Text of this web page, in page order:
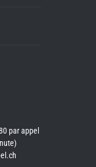
par appel